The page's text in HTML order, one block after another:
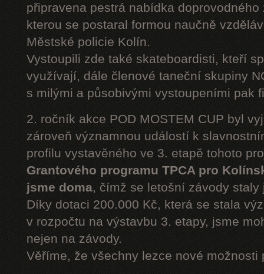
připravena pestrá nabídka
kterou se postaral formou naučně
Městské policie Kolín.
Vystoupili zde také skateboardisti, kteří
využívají, dále členové taneční skupiny
s milými a působivými vystoupeními pak
2. ročník akce POD MOSTEM CUP byl
zároveň významnou událostí k
profilu vystavěného ve 3. etapě tohoto
Grantového programu TPCA pro
jsme doma, čímž se letošní závody
Díky dotaci 200.000 Kč, která se stala
v rozpočtu na výstavbu 3. etapy, jsme
nejen na závody.
Věříme, že všechny lezce nové možnosti